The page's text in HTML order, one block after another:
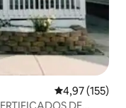
4,97 de uma
4,97 (155)